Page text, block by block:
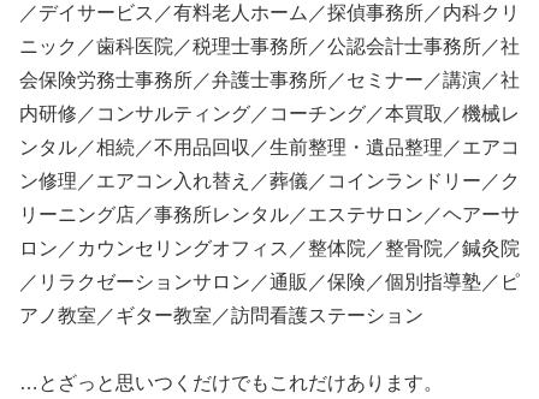
／デイサービス／有料老人ホーム／探偵事務所／内科クリ
ニック／歯科医院／税理士事務所／公認会計士事務所／社
会保険労務士事務所／弁護士事務所／セミナー／講演／社
内研修／コンサルティング／コーチング／本買取／機械レ
ンタル／相続／不用品回収／生前整理・遺品整理／エアコ
ン修理／エアコン入れ替え／葬儀／コインランドリー／ク
リーニング店／事務所レンタル／エステサロン／ヘアーサ
ロン／カウンセリングオフィス／整体院／整骨院／鍼灸院
／リラクゼーションサロン／通販／保険／個別指導塾／ピ
アノ教室／ギター教室／訪問看護ステーション
…とざっと思いつくだけでもこれだけあります。